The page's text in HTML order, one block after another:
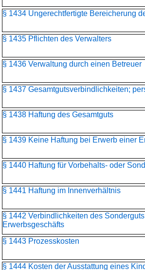
§ 1434 Ungerechtfertigte Bereicherung
§ 1435 Pflichten des Verwalters
§ 1436 Verwaltung durch einen Betreuer
§ 1437 Gesamtgutsverbindlichkeiten;
§ 1438 Haftung des Gesamtguts
§ 1439 Keine Haftung bei Erwerb einer
§ 1440 Haftung für Vorbehalts- oder
§ 1441 Haftung im Innenverhältnis
§ 1442 Verbindlichkeiten des
Erwerbsgeschäfts
§ 1443 Prozesskosten
§ 1444 Kosten der Ausstattung eines